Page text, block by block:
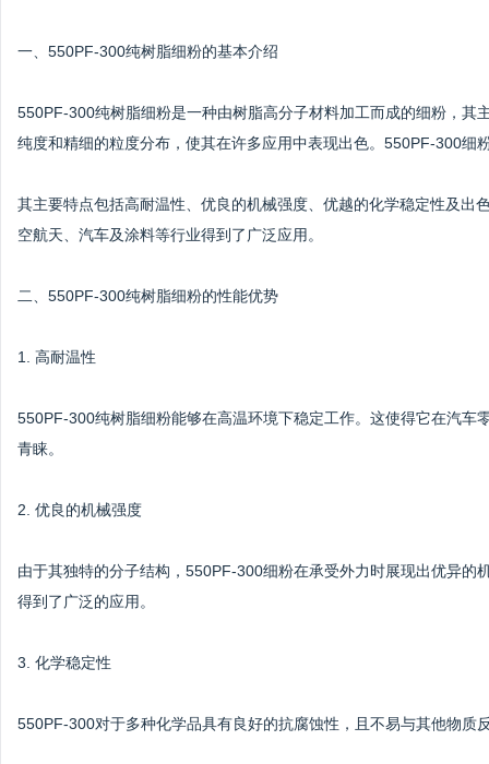
一、550PF-300纯树脂细粉的基本介绍
550PF-300纯树脂细粉是一种由树脂高分子材料加工而成的细粉，
纯度和精细的粒度分布，使其在许多应用中表现出色。550PF-300
其主要特点包括高耐温性、优良的机械强度、优越的化学稳定性及
空航天、汽车及涂料等行业得到了广泛应用。
二、550PF-300纯树脂细粉的性能优势
1. 高耐温性
550PF-300纯树脂细粉能够在高温环境下稳定工作。这使得它在汽
青睐。
2. 优良的机械强度
由于其独特的分子结构，550PF-300细粉在承受外力时展现出优异
得到了广泛的应用。
3. 化学稳定性
550PF-300对于多种化学品具有良好的抗腐蚀性，且不易与其他物质